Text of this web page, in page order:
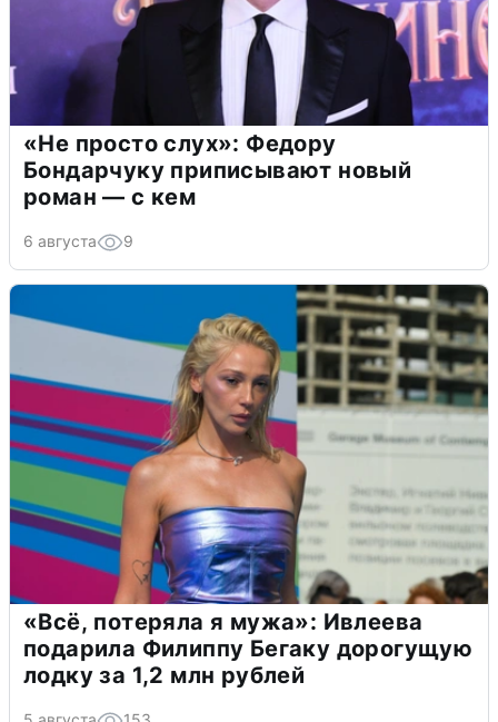
«Не просто слух»: Федору
Бондарчуку приписывают новый
роман — с кем
6 августа 9
«Всё, потеряла я мужа»: Ивлеева
подарила Филиппу Бегаку дорогущую
лодку за 1,2 млн рублей